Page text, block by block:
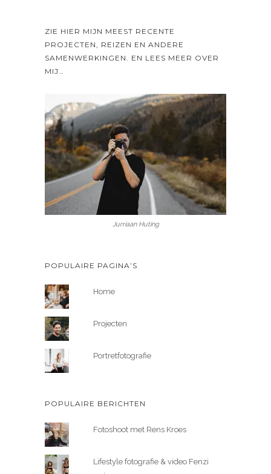
ZIE HIER MIJN MEEST RECENTE
PROJECTEN, REIZEN EN ANDERE
SAMENWERKINGEN. EN LEES MEER OVER
MIJ…
Jurriaan Huting
POPULAIRE PAGINA’S
Home
Projecten
Portretfotografie
POPULAIRE BERICHTEN
Fotoshoot met Rens Kroes
Lifestyle fotografie & video Fenzi